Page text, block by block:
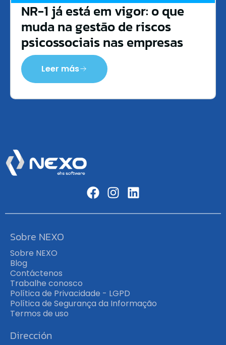
NR-1 já está em vigor: o que
muda na gestão de riscos
psicossociais nas empresas
Leer más
Sobre NEXO
Sobre NEXO
Blog
Contáctenos
Trabalhe conosco
Política de Privacidade - LGPD
Política de Segurança da Informação
Termos de uso
Dirección